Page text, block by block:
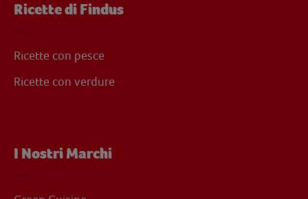
Ricette di Findus
Ricette con pesce
Ricette con verdure
I Nostri Marchi